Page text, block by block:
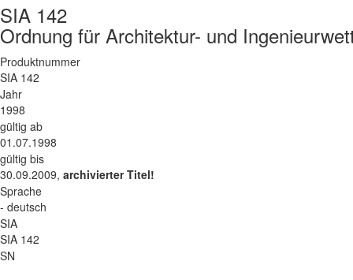
SIA 142
Ordnung für Architektur- und
Produktnummer
SIA 142
Jahr
1998
gültig ab
01.07.1998
gültig bis
30.09.2009, archivierter Titel!
Sprache
- deutsch
SIA
SIA 142
SN